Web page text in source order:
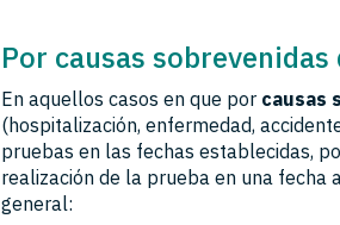
Por causas
En aquellos casos en que por causas
(hospitalización, enfermedad,
pruebas en las fechas establecidas,
realización de la prueba en una
general: